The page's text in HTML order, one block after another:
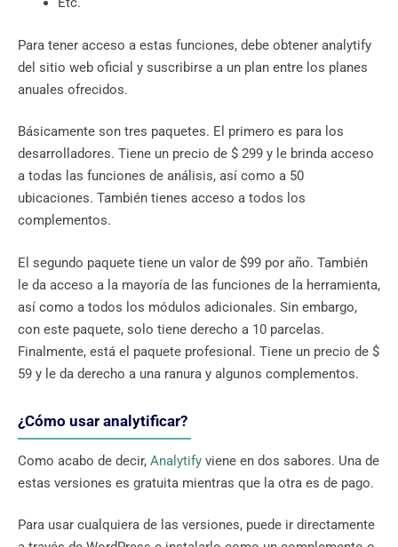
Para tener acceso a estas funciones, debe obtener analytify
del sitio web oficial y suscribirse a un plan entre los planes
anuales ofrecidos.
Básicamente son tres paquetes. El primero es para los
desarrolladores. Tiene un precio de $ 299 y le brinda acceso
a todas las funciones de análisis, así como a 50
ubicaciones. También tienes acceso a todos los
complementos.
El segundo paquete tiene un valor de $99 por año. También
le da acceso a la mayoría de las funciones de la herramienta,
así como a todos los módulos adicionales. Sin embargo,
con este paquete, solo tiene derecho a 10 parcelas.
Finalmente, está el paquete profesional. Tiene un precio de $
59 y le da derecho a una ranura y algunos complementos.
¿Cómo usar analytificar?
Como acabo de decir, Analytify viene en dos sabores. Una de
estas versiones es gratuita mientras que la otra es de pago.
Para usar cualquiera de las versiones, puede ir directamente